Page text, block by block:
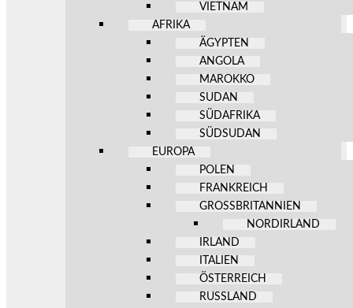
VIETNAM
AFRIKA
ÄGYPTEN
ANGOLA
MAROKKO
SUDAN
SÜDAFRIKA
SÜDSUDAN
EUROPA
POLEN
FRANKREICH
GROSSBRITANNIEN
NORDIRLAND
IRLAND
ITALIEN
ÖSTERREICH
RUSSLAND